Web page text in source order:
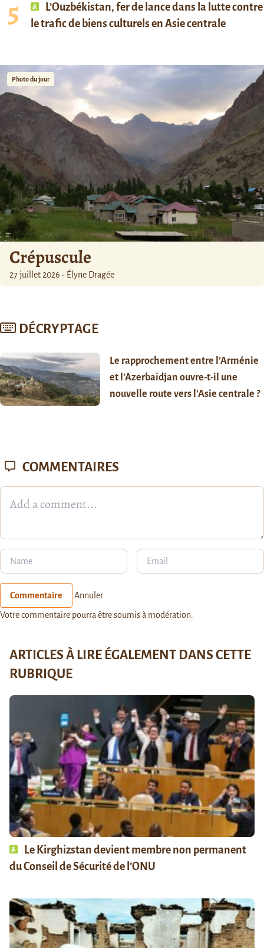
L’Ouzbékistan, fer de lance dans la lutte contre
le trafic de biens culturels en Asie centrale
Photo du jour
Crépuscule
27 juillet 2026 - Élyne Dragée
DÉCRYPTAGE
Le rapprochement entre l’Arménie
et l’Azerbaïdjan ouvre-t-il une
nouvelle route vers l’Asie centrale ?
COMMENTAIRES
Commentaire Annuler
Votre commentaire pourra être soumis à modération.
ARTICLES À LIRE ÉGALEMENT DANS CETTE
RUBRIQUE
Le Kirghizstan devient membre non permanent
du Conseil de Sécurité de l’ONU